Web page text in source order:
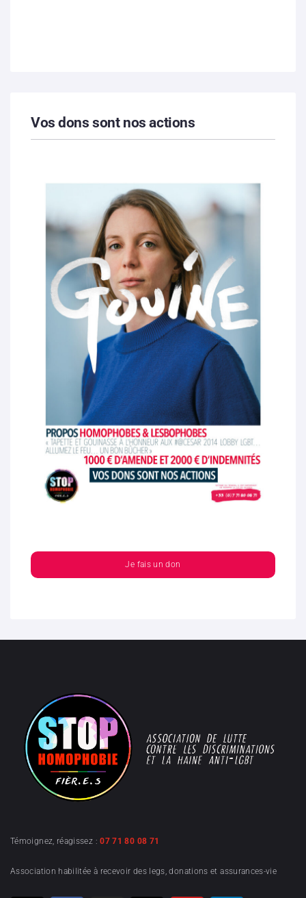
Vos dons sont nos actions
Je fais un don
Témoignez, réagissez :07 71 80 08 71
Association habilitée à recevoir des legs, donations et assurances-vie